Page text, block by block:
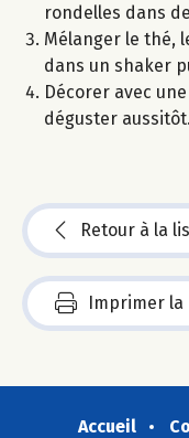
rondelles dans
Mélanger le thé,
dans un shaker
Décorer avec
déguster aussitôt.
Retour à la
Imprimer la
Accueil